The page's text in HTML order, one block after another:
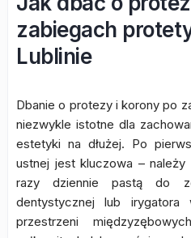
zabiegach
Lublinie
Dbanie o protezy i korony po
niezwykle istotne dla
estetyki na dłużej. Po
ustnej jest kluczowa –
razy dziennie pastą do
dentystycznej lub irygatora
przestrzeni